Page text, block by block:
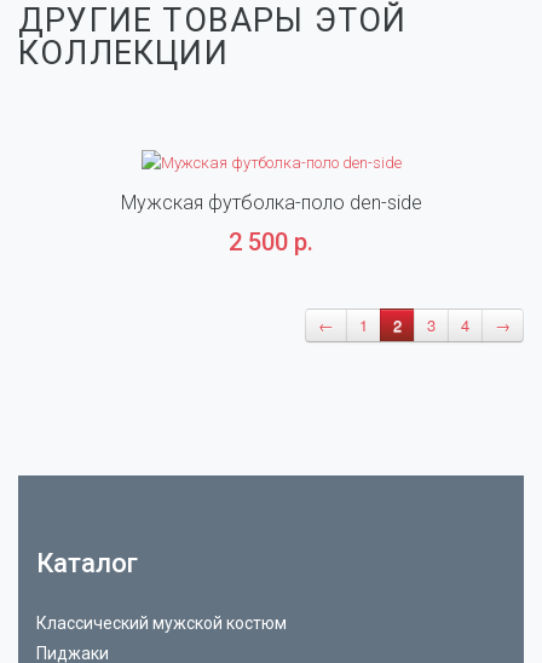
ДРУГИЕ ТОВАРЫ ЭТОЙ
КОЛЛЕКЦИИ
Мужская футболка-поло den-side
2 500 р.
← 1 2 3 4 →
Каталог
Классический мужской костюм
Пиджаки